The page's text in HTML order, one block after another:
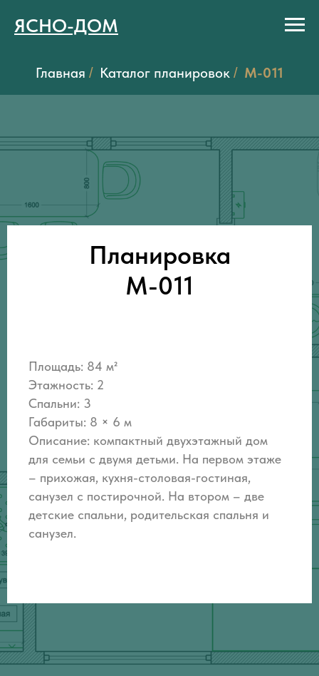
ЯСНО-ДОМ
Главная / Каталог планировок / M-011
Планировка
M-011
Площадь: 84 м²
Этажность: 2
Спальни: 3
Габариты: 8 × 6 м
Описание: компактный двухэтажный дом
для семьи с двумя детьми. На первом этаже
– прихожая, кухня-столовая-гостиная,
санузел с постирочной. На втором – две
детские спальни, родительская спальня и
санузел.